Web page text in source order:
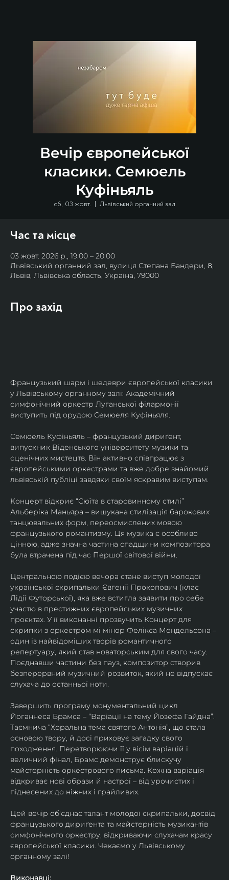
Вечір європейської
класики. Семюель
Куфіньяль
сб, 03 жовт.
  |
Львівський органний зал
Час та місце
03 жовт. 2026 р., 19:00 – 20:00
Львівський органний зал, вулиця Степана Бандери, 8,
Львів, Львівська область, Україна, 79000
Про захід
Французький шарм і шедеври європейської класики
у Львівському органному залі: Академічний
симфонічний оркестр Луганської філармонії
виступить під орудою Семюеля Куфіньяля.
Семюель Куфіньяль – французький дириґент,
випускник Віденського університету музики та
сценічних мистецтв. Він активно співпрацює з
європейськими оркестрами та вже добре знайомий
львівській публіці завдяки своїм яскравим виступам.
Концерт відкриє “Сюїта в старовинному стилі”
Альберіка Маньяра – вишукана стилізація барокових
танцювальних форм, переосмислених мовою
французького романтизму. Ця музика є особливо
цінною, адже значна частина спадщини композитора
була втрачена під час Першої світової війни.
Центральною подією вечора стане виступ молодої
української скрипальки Євгенії Прокопович (клас
Лідії Футорської), яка вже встигла заявити про себе
участю в престижних європейських музичних
проєктах. У її виконанні прозвучить Концерт для
скрипки з оркестром мі мінор Фелікса Мендельсона –
один із найвідоміших творів романтичного
репертуару, який став новаторським для свого часу.
Поєднавши частини без пауз, композитор створив
безперервний музичний розвиток, який не відпускає
слухача до останньої ноти.
Завершить програму монументальний цикл
Йоганнеса Брамса – “Варіації на тему Йозефа Гайдна”.
Таємнича “Хоральна тема святого Антонія”, що стала
основою твору, й досі приховує загадку свого
походження. Перетворюючи її у вісім варіацій і
величний фінал, Брамс демонструє блискучу
майстерність оркестрового письма. Кожна варіація
відкриває нові образи й настрої – від урочистих і
піднесених до ніжних і грайливих.
Цей вечір об'єднає талант молодої скрипальки, досвід
французького дириґента та майстерність музикантів
симфонічного оркестру, відкриваючи слухачам красу
європейської класики. Чекаємо у Львівському
органному залі!
Виконавці: